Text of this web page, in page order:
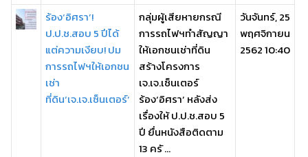
ร้อง‘อิศรา’!
ป.ป.ช.สอบ 5 ปีได้
แต่ความเงียบ! ปม
การรถไฟฯให้เอกชน
เช่า
ที่ดิน‘เจ.เจ.เซ็นเตอร์’
กลุ่มผู้เสียหายกรณี
การรถไฟฯทำสัญญา
ให้เอกชนเช่าที่ดิน
สร้างโครงการ
เจ.เจ.เซ็นเตอร์
ร้อง‘อิศรา’ หลังส่ง
เรื่องให้ ป.ป.ช.สอบ 5
ปี ยื่นหนังสือติดตาม
13 ครั ...
วันจันทร์, 25
พฤศจิกายน
2562 10:40